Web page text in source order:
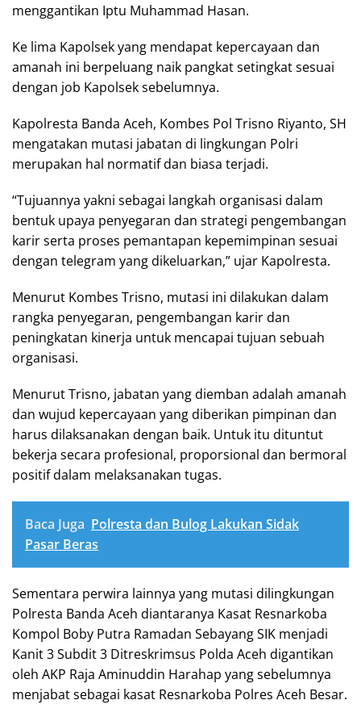
menggantikan Iptu Muhammad Hasan.
Ke lima Kapolsek yang mendapat kepercayaan dan
amanah ini berpeluang naik pangkat setingkat sesuai
dengan job Kapolsek sebelumnya.
Kapolresta Banda Aceh, Kombes Pol Trisno Riyanto, SH
mengatakan mutasi jabatan di lingkungan Polri
merupakan hal normatif dan biasa terjadi.
“Tujuannya yakni sebagai langkah organisasi dalam
bentuk upaya penyegaran dan strategi pengembangan
karir serta proses pemantapan kepemimpinan sesuai
dengan telegram yang dikeluarkan,” ujar Kapolresta.
Menurut Kombes Trisno, mutasi ini dilakukan dalam
rangka penyegaran, pengembangan karir dan
peningkatan kinerja untuk mencapai tujuan sebuah
organisasi.
Menurut Trisno, jabatan yang diemban adalah amanah
dan wujud kepercayaan yang diberikan pimpinan dan
harus dilaksanakan dengan baik. Untuk itu dituntut
bekerja secara profesional, proporsional dan bermoral
positif dalam melaksanakan tugas.
Baca Juga Polresta dan Bulog Lakukan Sidak
Pasar Beras
Sementara perwira lainnya yang mutasi dilingkungan
Polresta Banda Aceh diantaranya Kasat Resnarkoba
Kompol Boby Putra Ramadan Sebayang SIK menjadi
Kanit 3 Subdit 3 Ditreskrimsus Polda Aceh digantikan
oleh AKP Raja Aminuddin Harahap yang sebelumnya
menjabat sebagai kasat Resnarkoba Polres Aceh Besar.